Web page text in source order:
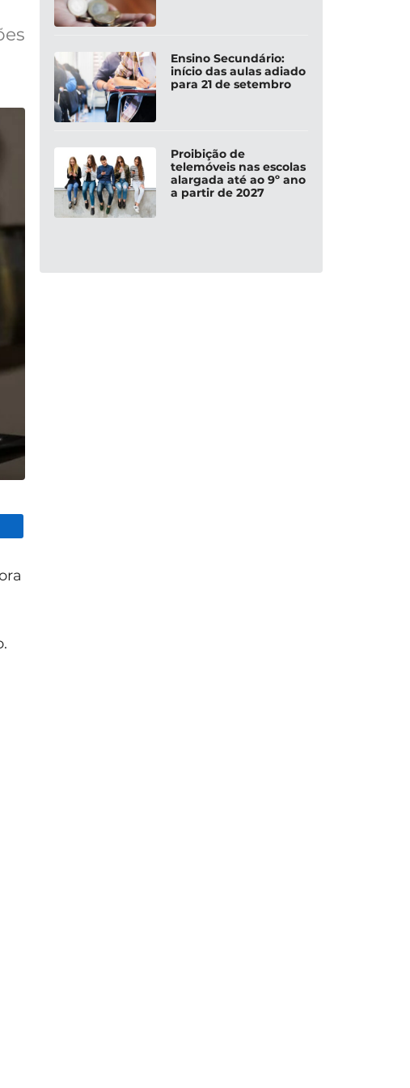
Ensino Secundário:
início das aulas adiado
para 21 de setembro
Proibição de
telemóveis nas escolas
alargada até ao 9º ano
a partir de 2027